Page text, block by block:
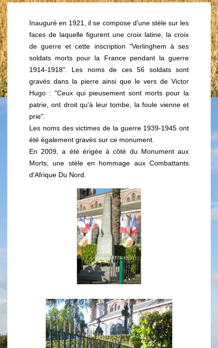
Inauguré en 1921, il se compose d'une stèle sur les
faces de laquelle figurent une croix latine, la croix
de guerre et cette inscription "Verlinghem à ses
soldats morts pour la France pendant la guerre
1914-1918". Les noms de ces 56 soldats sont
gravés dans la pierre ainsi que le vers de Victor
Hugo : "Ceux qui pieusement sont morts pour la
patrie, ont droit qu'à leur tombe, la foule vienne et
prie".
Les noms des victimes de la guerre 1939-1945 ont
été également gravés sur ce monument.
En 2009, a été érigée à côté du Monument aux
Morts, une stèle en hommage aux Combattants
d'Afrique Du Nord.